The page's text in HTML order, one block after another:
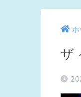
ホ
ザ